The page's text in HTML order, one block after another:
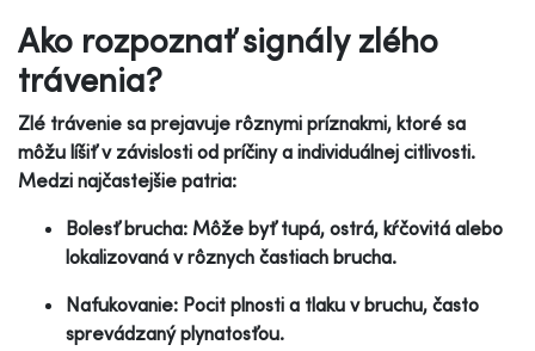
Ako rozpoznať signály zlého
trávenia?
Zlé trávenie sa prejavuje rôznymi príznakmi, ktoré sa
môžu líšiť v závislosti od príčiny a individuálnej citlivosti.
Medzi najčastejšie patria:
Bolesť brucha: Môže byť tupá, ostrá, kŕčovitá alebo
lokalizovaná v rôznych častiach brucha.
Nafukovanie: Pocit plnosti a tlaku v bruchu, často
sprevádzaný plynatosťou.